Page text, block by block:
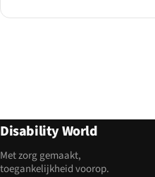
Disability World
Met zorg gemaakt,
toegankelijkheid voorop.